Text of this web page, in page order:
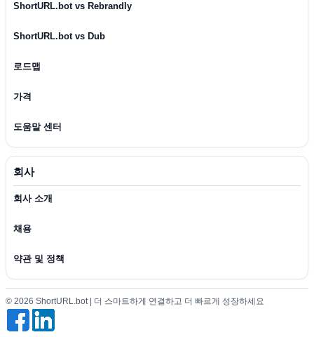
ShortURL.bot vs Rebrandly
ShortURL.bot vs Dub
로드맵
가격
도움말 센터
회사
회사 소개
채용
약관 및 정책
© 2026 ShortURL.bot | 더 스마트하게 연결하고 더 빠르게 성장하세요